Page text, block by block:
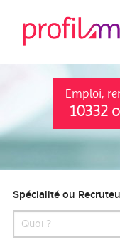
Emploi,
10332
Spécialité ou